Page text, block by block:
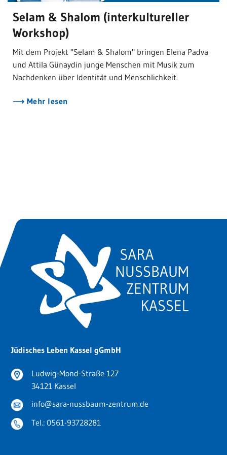
Selam & Shalom (interkultureller
Workshop)
Mit dem Projekt "Selam & Shalom" bringen Elena Padva
und Attila Günaydin junge Menschen mit Musik zum
Nachdenken über Identität und Menschlichkeit.
Mehr lesen
Jüdisches Leben Kassel gGmbH
Ludwig-Mond-Straße 127
34121 Kassel
info@sara-nussbaum-zentrum.de
Tel.: 0561-93728281